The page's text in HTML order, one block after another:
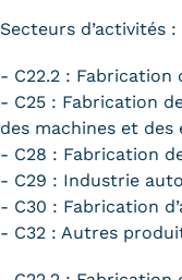
Secteurs d’activités :
- C22.2 :
- C25 : Fabrication
des machines et des
- C28 : Fabrication
- C29 : Industrie
- C30 : Fabrication
- C32 : Autres